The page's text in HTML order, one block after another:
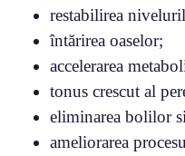
restabilirea
întărirea oaselor;
accelerarea
tonus crescut al
eliminarea bolilor
ameliorarea